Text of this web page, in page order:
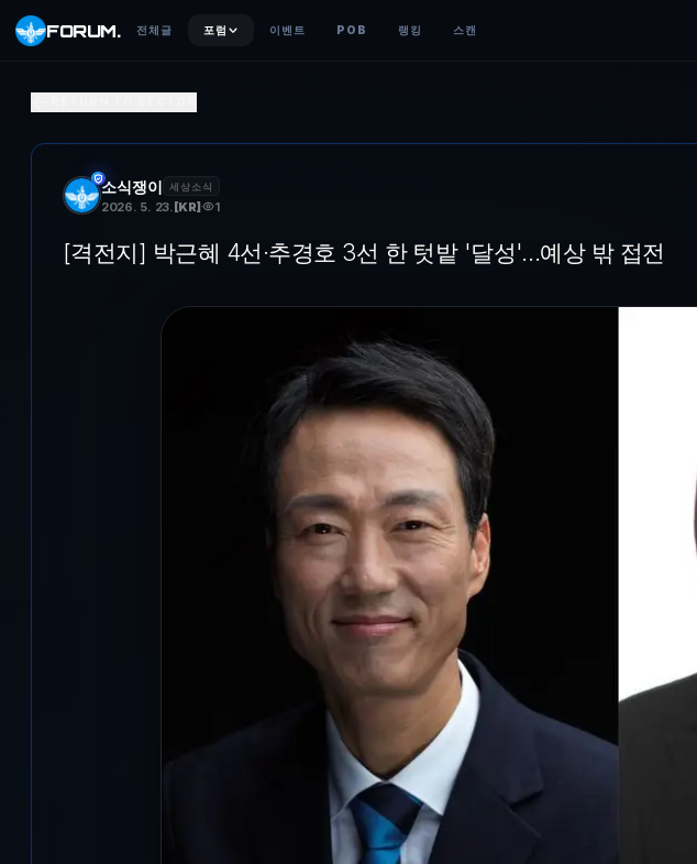
FORUM. 전체글 포럼 이벤트 POB 랭킹 스캔
대구 달성군 국회의원 보궐선거에 나선 박형룡 더불어민주당 후보(왼쪽)와 이진숙 국민의힘
소식쟁이 세상소식
2026. 5. 23. [KR] 1
[격전지] 박근혜 4선·추경호 3선 한 텃밭 '달성'…예상 밖 접전